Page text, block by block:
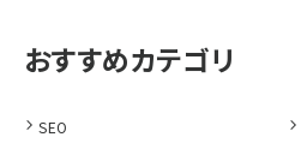
SEO